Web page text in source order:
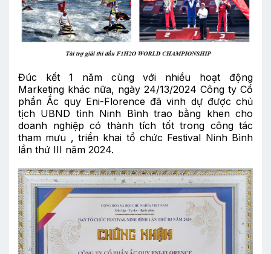
Đúc kết 1 năm cùng với nhiều hoạt động
Marketing khác nữa, ngày 24/13/2024 Công ty Cổ
phần Ắc quy Eni-Florence đã vinh dự được chủ
tịch UBND tỉnh Ninh Bình trao bằng khen cho
doanh nghiệp có thành tích tốt trong công tác
tham mưu , triển khai tổ chức Festival Ninh Bình
lần thứ III năm 2024.